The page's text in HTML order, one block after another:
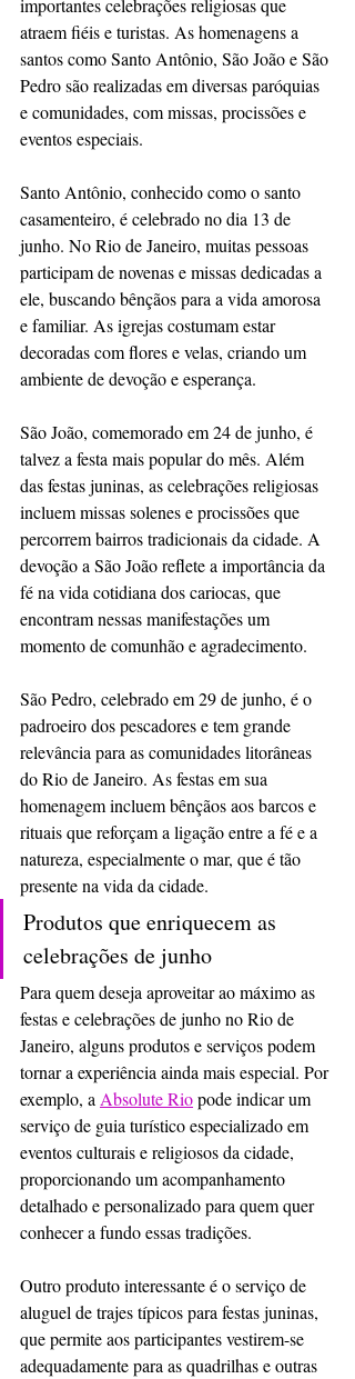
importantes celebrações religiosas que
atraem fiéis e turistas. As homenagens a
santos como Santo Antônio, São João e São
Pedro são realizadas em diversas paróquias
e comunidades, com missas, procissões e
eventos especiais.
Santo Antônio, conhecido como o santo
casamenteiro, é celebrado no dia 13 de
junho. No Rio de Janeiro, muitas pessoas
participam de novenas e missas dedicadas a
ele, buscando bênçãos para a vida amorosa
e familiar. As igrejas costumam estar
decoradas com flores e velas, criando um
ambiente de devoção e esperança.
São João, comemorado em 24 de junho, é
talvez a festa mais popular do mês. Além
das festas juninas, as celebrações religiosas
incluem missas solenes e procissões que
percorrem bairros tradicionais da cidade. A
devoção a São João reflete a importância da
fé na vida cotidiana dos cariocas, que
encontram nessas manifestações um
momento de comunhão e agradecimento.
São Pedro, celebrado em 29 de junho, é o
padroeiro dos pescadores e tem grande
relevância para as comunidades litorâneas
do Rio de Janeiro. As festas em sua
homenagem incluem bênçãos aos barcos e
rituais que reforçam a ligação entre a fé e a
natureza, especialmente o mar, que é tão
presente na vida da cidade.
Produtos que enriquecem as
celebrações de junho
Para quem deseja aproveitar ao máximo as
festas e celebrações de junho no Rio de
Janeiro, alguns produtos e serviços podem
tornar a experiência ainda mais especial. Por
exemplo, a Absolute Rio pode indicar um
serviço de guia turístico especializado em
eventos culturais e religiosos da cidade,
proporcionando um acompanhamento
detalhado e personalizado para quem quer
conhecer a fundo essas tradições.
Outro produto interessante é o serviço de
aluguel de trajes típicos para festas juninas,
que permite aos participantes vestirem-se
adequadamente para as quadrilhas e outras